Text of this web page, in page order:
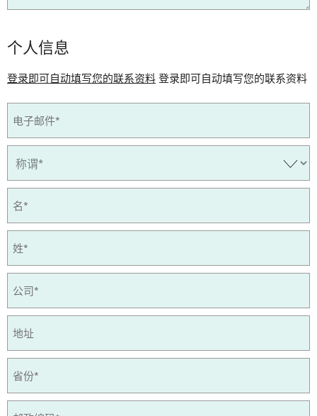
个人信息
登录即可自动填写您的联系资料 登录即可自动填写您的联系资料